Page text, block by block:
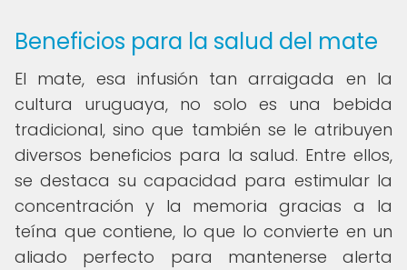
Beneficios para la salud del mate
El mate, esa infusión tan arraigada en la
cultura uruguaya, no solo es una bebida
tradicional, sino que también se le atribuyen
diversos beneficios para la salud. Entre ellos,
se destaca su capacidad para estimular la
concentración y la memoria gracias a la
teína que contiene, lo que lo convierte en un
aliado perfecto para mantenerse alerta